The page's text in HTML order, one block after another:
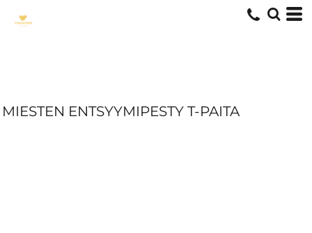
MIESTEN ENTSYYMIPESTY T-PAITA